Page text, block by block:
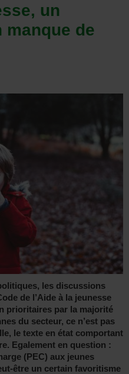
un
manque de
les discussions
de l’Aide à la jeunesse
prioritaires par la majorité
du secteur, ce n’est pas
le texte en état comportant
Egalement en question :
(PEC) aux jeunes
être un certain favoritisme